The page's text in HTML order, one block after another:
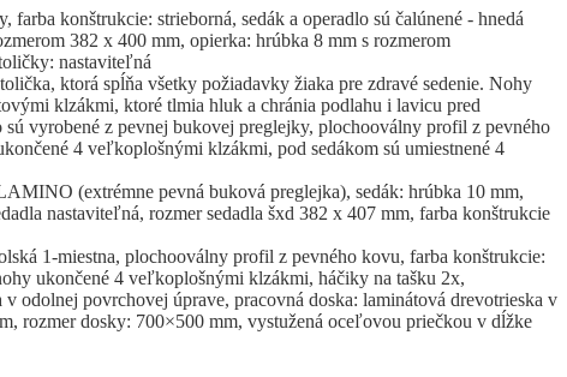
farba konštrukcie: strieborná, sedák a operadlo sú čalúnené - hnedá
382 x 400 mm, opierka: hrúbka 8 mm s rozmerom
nastaviteľná
ktorá spĺňa všetky požiadavky žiaka pre zdravé sedenie. Nohy
klzákmi, ktoré tlmia hluk a chránia podlahu i lavicu pred
sú vyrobené z pevnej bukovej preglejky, plochooválny profil z pevného
4 veľkoplošnými klzákmi, pod sedákom sú umiestnené 4
(extrémne pevná buková preglejka), sedák: hrúbka 10 mm,
nastaviteľná, rozmer sedadla šxd 382 x 407 mm, farba konštrukcie
1-miestna, plochooválny profil z pevného kovu, farba konštrukcie:
ukončené 4 veľkoplošnými klzákmi, háčiky na tašku 2x,
odolnej povrchovej úprave, pracovná doska: laminátová drevotrieska v
rozmer dosky: 700×500 mm, vystužená oceľovou priečkou v dĺžke